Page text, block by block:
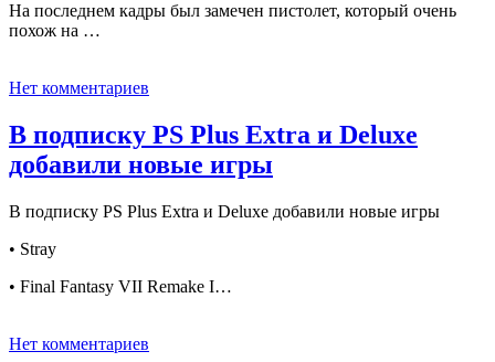
На последнем кадры был замечен пистолет, который очень
похож на …
Нет комментариев
В подписку PS Plus Extra и Deluxe
добавили новые игры
В подписку PS Plus Extra и Deluxe добавили новые игры
• Stray
• Final Fantasy VII Remake I…
Нет комментариев